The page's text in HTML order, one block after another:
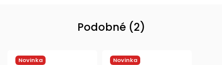
Podobné (2)
Novinka
Novinka